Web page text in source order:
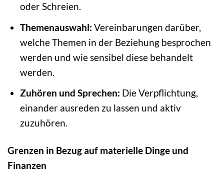
oder Schreien.
Themenauswahl: Vereinbarungen darüber,
welche Themen in der Beziehung besprochen
werden und wie sensibel diese behandelt
werden.
Zuhören und Sprechen: Die Verpflichtung,
einander ausreden zu lassen und aktiv
zuzuhören.
Grenzen in Bezug auf materielle Dinge und
Finanzen